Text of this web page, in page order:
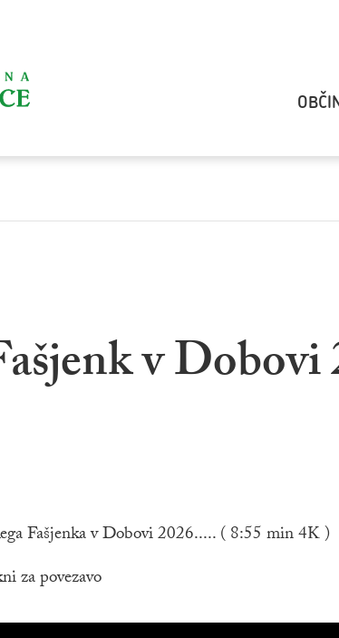
v Dobovi
Fašjenka v Dobovi 2026..... ( 8:55 min 4K )
za povezavo